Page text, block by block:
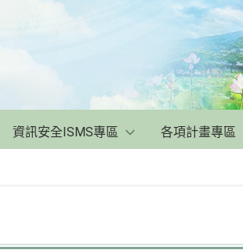
資訊安全ISMS專區 各項計畫專區